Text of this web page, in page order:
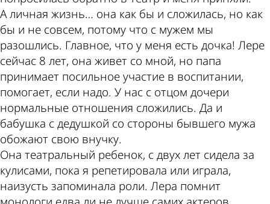
А личная жизнь… она как бы и сложилась, но как
бы и не совсем, потому что с мужем мы
разошлись. Главное, что у меня есть дочка! Лере
сейчас 8 лет, она живет со мной, но папа
принимает посильное участие в воспитании,
помогает, если надо. У нас с отцом дочери
нормальные отношения сложились. Да и
бабушка с дедушкой со стороны бывшего мужа
обожают свою внучку.
Она театральный ребенок, с двух лет сидела за
кулисами, пока я репетировала или играла,
наизусть запоминала роли. Лера помнит